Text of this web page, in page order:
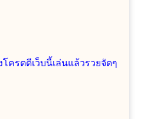
ครตดีเว็บนี้เล่นแล้วรวยจัดๆ